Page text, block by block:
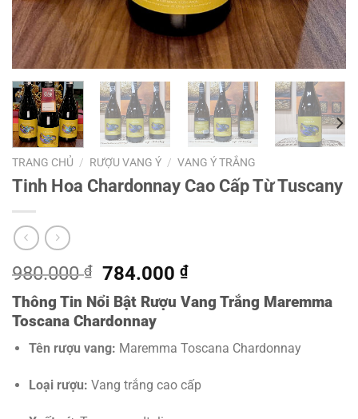
TRANG CHỦ / RƯỢU VANG Ý / VANG Ý TRẮNG
Tinh Hoa Chardonnay Cao Cấp Từ Tuscany
980.000₫
Giá
gốc
là:
980.000 ₫.
784.000₫Giá
hiện
tại
784.000 ₫.
Thông Tin Nổi Bật Rượu Vang Trắng Maremma
Toscana Chardonnay
Tên rượu vang: Maremma Toscana Chardonnay
Loại rượu: Vang trắng cao cấp